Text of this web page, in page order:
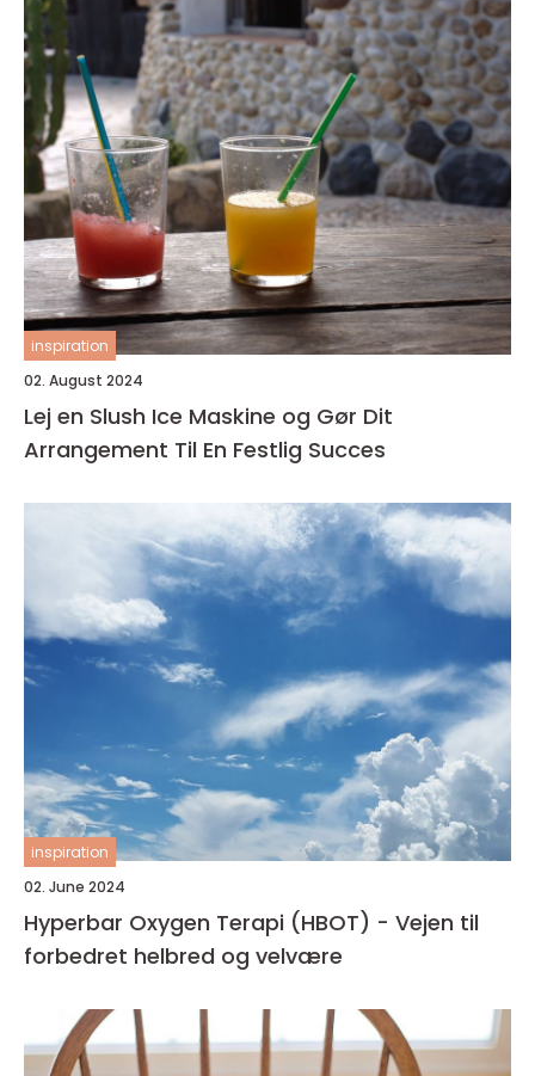
inspiration
02. August 2024
Lej en Slush Ice Maskine og Gør Dit
Arrangement Til En Festlig Succes
inspiration
02. June 2024
Hyperbar Oxygen Terapi (HBOT) - Vejen til
forbedret helbred og velvære